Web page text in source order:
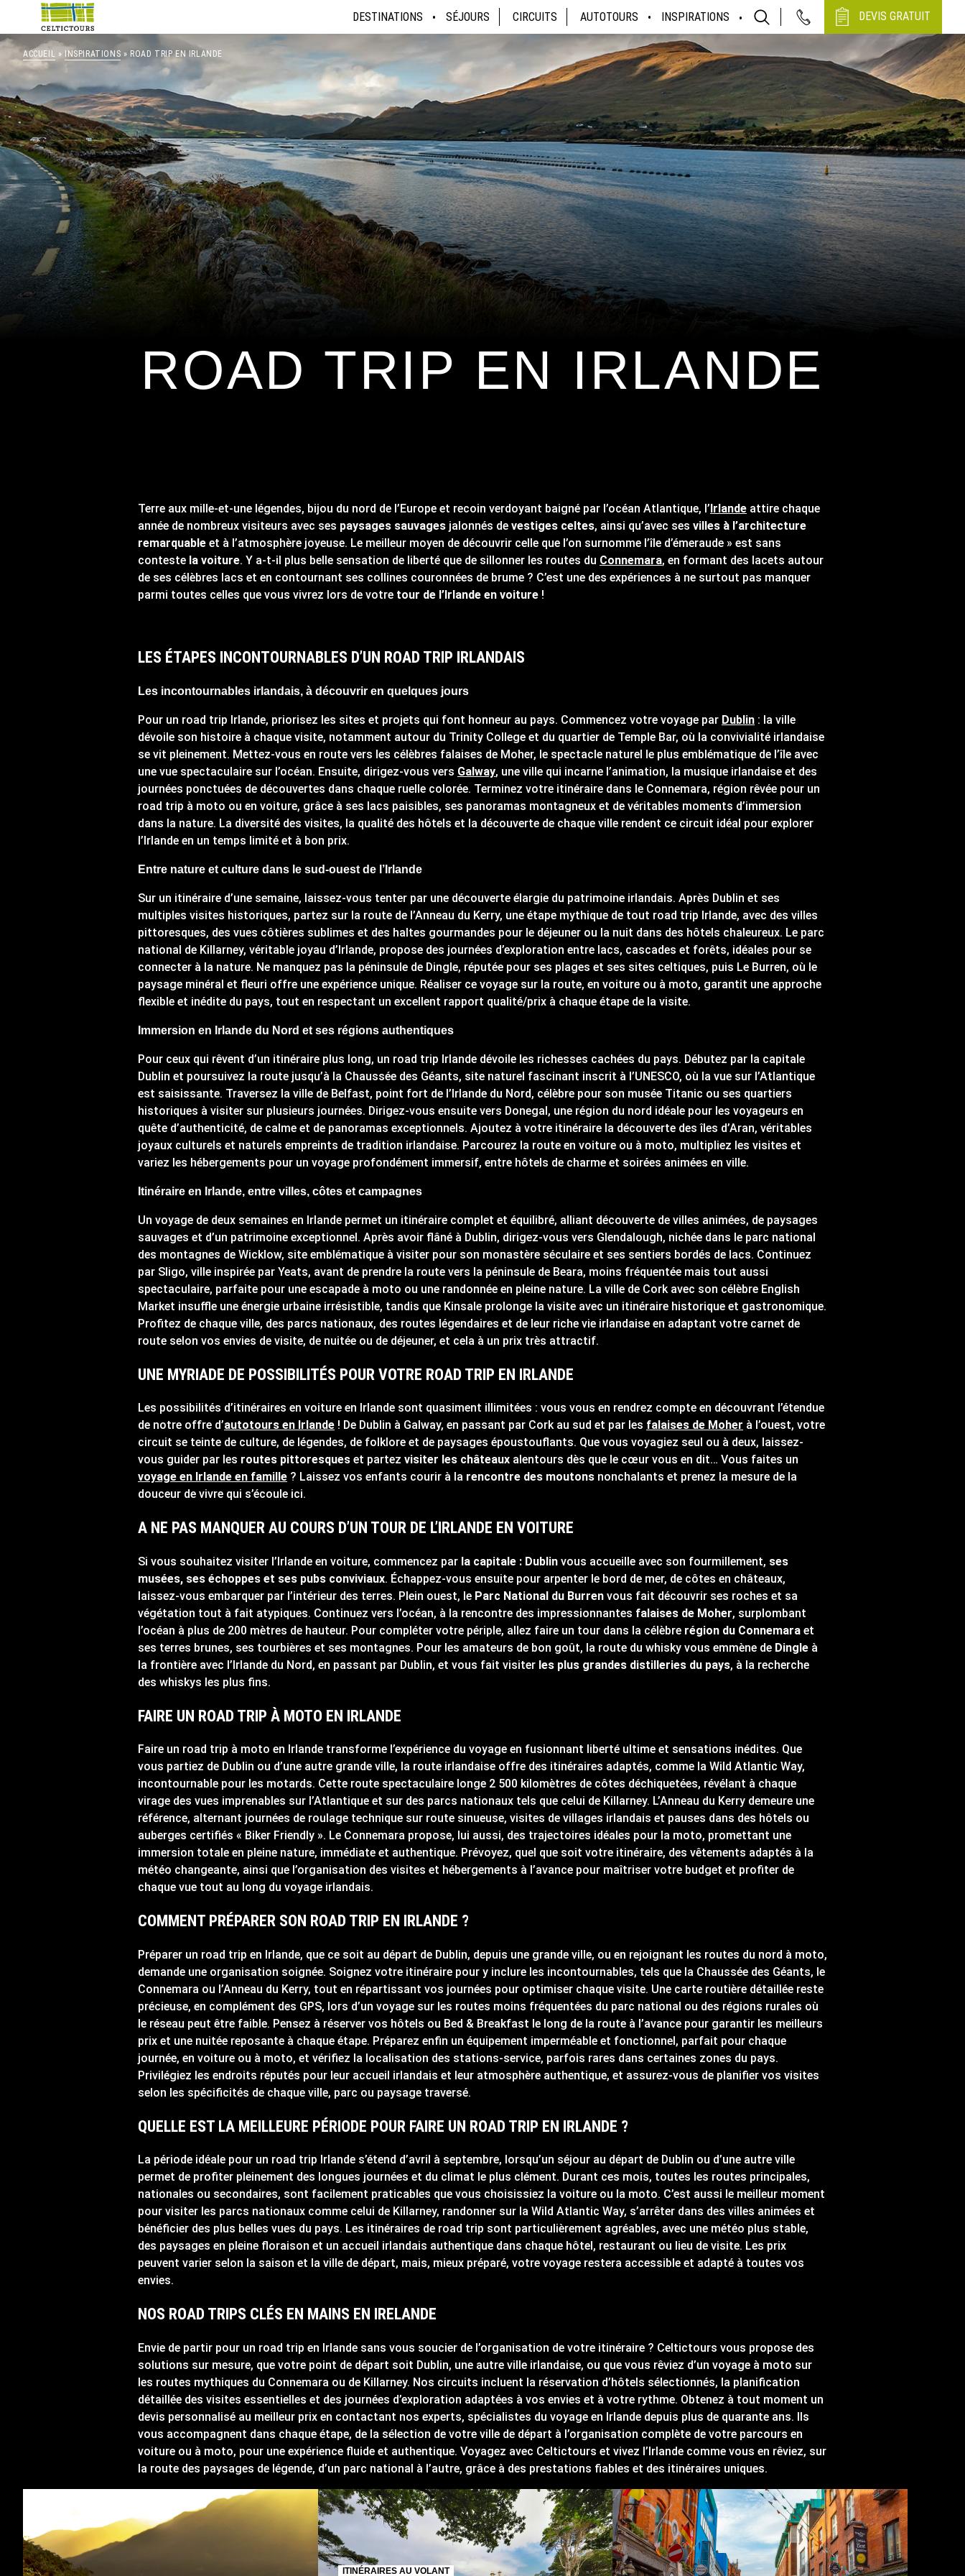
DESTINATIONS SÉJOURS CIRCUITS AUTOTOURS INSPIRATIONS DEVIS GRATUIT
ACCUEIL » INSPIRATIONS » ROAD TRIP EN IRLANDE
ROAD TRIP EN IRLANDE
Terre aux mille-et-une légendes, bijou du nord de l’Europe et recoin verdoyant baigné par l’océan Atlantique, l’Irlande attire chaque
année de nombreux visiteurs avec ses paysages sauvages jalonnés de vestiges celtes, ainsi qu’avec ses villes à l’architecture
remarquable et à l’atmosphère joyeuse. Le meilleur moyen de découvrir celle que l’on surnomme l’île d’émeraude » est sans
conteste la voiture. Y a-t-il plus belle sensation de liberté que de sillonner les routes du Connemara, en formant des lacets autour
de ses célèbres lacs et en contournant ses collines couronnées de brume ? C’est une des expériences à ne surtout pas manquer
parmi toutes celles que vous vivrez lors de votre tour de l’Irlande en voiture !
LES ÉTAPES INCONTOURNABLES D’UN ROAD TRIP IRLANDAIS
Les incontournables irlandais, à découvrir en quelques jours
Pour un road trip Irlande, priorisez les sites et projets qui font honneur au pays. Commencez votre voyage par Dublin : la ville
dévoile son histoire à chaque visite, notamment autour du Trinity College et du quartier de Temple Bar, où la convivialité irlandaise
se vit pleinement. Mettez-vous en route vers les célèbres falaises de Moher, le spectacle naturel le plus emblématique de l’île avec
une vue spectaculaire sur l’océan. Ensuite, dirigez-vous vers Galway, une ville qui incarne l’animation, la musique irlandaise et des
journées ponctuées de découvertes dans chaque ruelle colorée. Terminez votre itinéraire dans le Connemara, région rêvée pour un
road trip à moto ou en voiture, grâce à ses lacs paisibles, ses panoramas montagneux et de véritables moments d’immersion
dans la nature. La diversité des visites, la qualité des hôtels et la découverte de chaque ville rendent ce circuit idéal pour explorer
l’Irlande en un temps limité et à bon prix.
Entre nature et culture dans le sud-ouest de l’Irlande
Sur un itinéraire d’une semaine, laissez-vous tenter par une découverte élargie du patrimoine irlandais. Après Dublin et ses
multiples visites historiques, partez sur la route de l’Anneau du Kerry, une étape mythique de tout road trip Irlande, avec des villes
pittoresques, des vues côtières sublimes et des haltes gourmandes pour le déjeuner ou la nuit dans des hôtels chaleureux. Le parc
national de Killarney, véritable joyau d’Irlande, propose des journées d’exploration entre lacs, cascades et forêts, idéales pour se
connecter à la nature. Ne manquez pas la péninsule de Dingle, réputée pour ses plages et ses sites celtiques, puis Le Burren, où le
paysage minéral et fleuri offre une expérience unique. Réaliser ce voyage sur la route, en voiture ou à moto, garantit une approche
flexible et inédite du pays, tout en respectant un excellent rapport qualité/prix à chaque étape de la visite.
Immersion en Irlande du Nord et ses régions authentiques
Pour ceux qui rêvent d’un itinéraire plus long, un road trip Irlande dévoile les richesses cachées du pays. Débutez par la capitale
Dublin et poursuivez la route jusqu’à la Chaussée des Géants, site naturel fascinant inscrit à l’UNESCO, où la vue sur l’Atlantique
est saisissante. Traversez la ville de Belfast, point fort de l’Irlande du Nord, célèbre pour son musée Titanic ou ses quartiers
historiques à visiter sur plusieurs journées. Dirigez-vous ensuite vers Donegal, une région du nord idéale pour les voyageurs en
quête d’authenticité, de calme et de panoramas exceptionnels. Ajoutez à votre itinéraire la découverte des îles d’Aran, véritables
joyaux culturels et naturels empreints de tradition irlandaise. Parcourez la route en voiture ou à moto, multipliez les visites et
variez les hébergements pour un voyage profondément immersif, entre hôtels de charme et soirées animées en ville.
Itinéraire en Irlande, entre villes, côtes et campagnes
Un voyage de deux semaines en Irlande permet un itinéraire complet et équilibré, alliant découverte de villes animées, de paysages
sauvages et d’un patrimoine exceptionnel. Après avoir flâné à Dublin, dirigez-vous vers Glendalough, nichée dans le parc national
des montagnes de Wicklow, site emblématique à visiter pour son monastère séculaire et ses sentiers bordés de lacs. Continuez
par Sligo, ville inspirée par Yeats, avant de prendre la route vers la péninsule de Beara, moins fréquentée mais tout aussi
spectaculaire, parfaite pour une escapade à moto ou une randonnée en pleine nature. La ville de Cork avec son célèbre English
Market insuffle une énergie urbaine irrésistible, tandis que Kinsale prolonge la visite avec un itinéraire historique et gastronomique.
Profitez de chaque ville, des parcs nationaux, des routes légendaires et de leur riche vie irlandaise en adaptant votre carnet de
route selon vos envies de visite, de nuitée ou de déjeuner, et cela à un prix très attractif.
UNE MYRIADE DE POSSIBILITÉS POUR VOTRE ROAD TRIP EN IRLANDE
Les possibilités d’itinéraires en voiture en Irlande sont quasiment illimitées : vous vous en rendrez compte en découvrant l’étendue
de notre offre d’autotours en Irlande ! De Dublin à Galway, en passant par Cork au sud et par les falaises de Moher à l’ouest, votre
circuit se teinte de culture, de légendes, de folklore et de paysages époustouflants. Que vous voyagiez seul ou à deux, laissez-
vous guider par les routes pittoresques et partez visiter les châteaux alentours dès que le cœur vous en dit… Vous faites un
voyage en Irlande en famille ? Laissez vos enfants courir à la rencontre des moutons nonchalants et prenez la mesure de la
douceur de vivre qui s’écoule ici.
A NE PAS MANQUER AU COURS D’UN TOUR DE L’IRLANDE EN VOITURE
Si vous souhaitez visiter l’Irlande en voiture, commencez par la capitale : Dublin vous accueille avec son fourmillement, ses
musées, ses échoppes et ses pubs conviviaux. Échappez-vous ensuite pour arpenter le bord de mer, de côtes en châteaux,
laissez-vous embarquer par l’intérieur des terres. Plein ouest, le Parc National du Burren vous fait découvrir ses roches et sa
végétation tout à fait atypiques. Continuez vers l’océan, à la rencontre des impressionnantes falaises de Moher, surplombant
l’océan à plus de 200 mètres de hauteur. Pour compléter votre périple, allez faire un tour dans la célèbre région du Connemara et
ses terres brunes, ses tourbières et ses montagnes. Pour les amateurs de bon goût, la route du whisky vous emmène de Dingle à
la frontière avec l’Irlande du Nord, en passant par Dublin, et vous fait visiter les plus grandes distilleries du pays, à la recherche
des whiskys les plus fins.
FAIRE UN ROAD TRIP À MOTO EN IRLANDE
Faire un road trip à moto en Irlande transforme l’expérience du voyage en fusionnant liberté ultime et sensations inédites. Que
vous partiez de Dublin ou d’une autre grande ville, la route irlandaise offre des itinéraires adaptés, comme la Wild Atlantic Way,
incontournable pour les motards. Cette route spectaculaire longe 2 500 kilomètres de côtes déchiquetées, révélant à chaque
virage des vues imprenables sur l’Atlantique et sur des parcs nationaux tels que celui de Killarney. L’Anneau du Kerry demeure une
référence, alternant journées de roulage technique sur route sinueuse, visites de villages irlandais et pauses dans des hôtels ou
auberges certifiés « Biker Friendly ». Le Connemara propose, lui aussi, des trajectoires idéales pour la moto, promettant une
immersion totale en pleine nature, immédiate et authentique. Prévoyez, quel que soit votre itinéraire, des vêtements adaptés à la
météo changeante, ainsi que l’organisation des visites et hébergements à l’avance pour maîtriser votre budget et profiter de
chaque vue tout au long du voyage irlandais.
COMMENT PRÉPARER SON ROAD TRIP EN IRLANDE ?
Préparer un road trip en Irlande, que ce soit au départ de Dublin, depuis une grande ville, ou en rejoignant les routes du nord à moto,
demande une organisation soignée. Soignez votre itinéraire pour y inclure les incontournables, tels que la Chaussée des Géants, le
Connemara ou l’Anneau du Kerry, tout en répartissant vos journées pour optimiser chaque visite. Une carte routière détaillée reste
précieuse, en complément des GPS, lors d’un voyage sur les routes moins fréquentées du parc national ou des régions rurales où
le réseau peut être faible. Pensez à réserver vos hôtels ou Bed & Breakfast le long de la route à l’avance pour garantir les meilleurs
prix et une nuitée reposante à chaque étape. Préparez enfin un équipement imperméable et fonctionnel, parfait pour chaque
journée, en voiture ou à moto, et vérifiez la localisation des stations-service, parfois rares dans certaines zones du pays.
Privilégiez les endroits réputés pour leur accueil irlandais et leur atmosphère authentique, et assurez-vous de planifier vos visites
selon les spécificités de chaque ville, parc ou paysage traversé.
QUELLE EST LA MEILLEURE PÉRIODE POUR FAIRE UN ROAD TRIP EN IRLANDE ?
La période idéale pour un road trip Irlande s’étend d’avril à septembre, lorsqu’un séjour au départ de Dublin ou d’une autre ville
permet de profiter pleinement des longues journées et du climat le plus clément. Durant ces mois, toutes les routes principales,
nationales ou secondaires, sont facilement praticables que vous choisissiez la voiture ou la moto. C’est aussi le meilleur moment
pour visiter les parcs nationaux comme celui de Killarney, randonner sur la Wild Atlantic Way, s’arrêter dans des villes animées et
bénéficier des plus belles vues du pays. Les itinéraires de road trip sont particulièrement agréables, avec une météo plus stable,
des paysages en pleine floraison et un accueil irlandais authentique dans chaque hôtel, restaurant ou lieu de visite. Les prix
peuvent varier selon la saison et la ville de départ, mais, mieux préparé, votre voyage restera accessible et adapté à toutes vos
envies.
NOS ROAD TRIPS CLÉS EN MAINS EN IRELANDE
Envie de partir pour un road trip en Irlande sans vous soucier de l’organisation de votre itinéraire ? Celtictours vous propose des
solutions sur mesure, que votre point de départ soit Dublin, une autre ville irlandaise, ou que vous rêviez d’un voyage à moto sur
les routes mythiques du Connemara ou de Killarney. Nos circuits incluent la réservation d’hôtels sélectionnés, la planification
détaillée des visites essentielles et des journées d’exploration adaptées à vos envies et à votre rythme. Obtenez à tout moment un
devis personnalisé au meilleur prix en contactant nos experts, spécialistes du voyage en Irlande depuis plus de quarante ans. Ils
vous accompagnent dans chaque étape, de la sélection de votre ville de départ à l’organisation complète de votre parcours en
voiture ou à moto, pour une expérience fluide et authentique. Voyagez avec Celtictours et vivez l’Irlande comme vous en rêviez, sur
la route des paysages de légende, d’un parc national à l’autre, grâce à des prestations fiables et des itinéraires uniques.
ITINÉRAIRES AU VOLANT